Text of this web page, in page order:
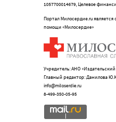
1057700014679, Целевое
Портал Милосердие.ru
помощи «Милосердие»
Учредитель: АНО
Главный редактор: Данилова
info@miloserdie.ru
8-499-350-05-95